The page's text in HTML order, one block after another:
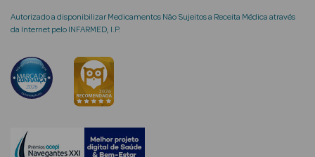
Anti idade
Celulite
Cicatrizes
Autorizado a disponibilizar Medicamentos Não Sujeitos a Receita Médica através
da Internet pelo INFARMED, I.P.